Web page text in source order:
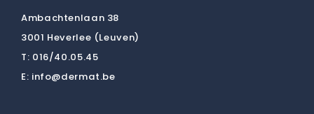
Ambachtenlaan 38
3001 Heverlee (Leuven)
T: 016/40.05.45
E: info@dermat.be